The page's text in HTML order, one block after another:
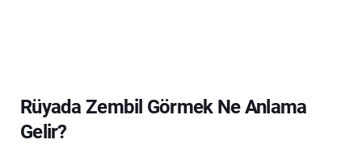
Rüyada Zembil Görmek Ne Anlama
Gelir?